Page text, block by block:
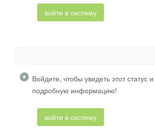
войти в систему
Войдите, чтобы увидеть этот статус
подробную информацию!
войти в систему